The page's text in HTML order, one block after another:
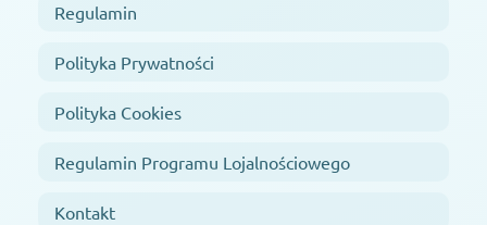
Regulamin
Polityka Prywatności
Polityka Cookies
Regulamin Programu Lojalnościowego
Kontakt